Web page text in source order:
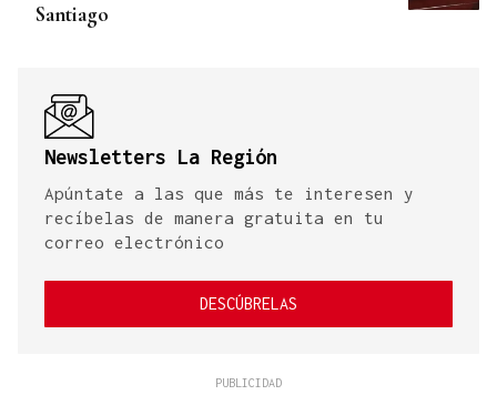
Santiago
Newsletters La Región
Apúntate a las que más te interesen y
recíbelas de manera gratuita en tu
correo electrónico
DESCÚBRELAS